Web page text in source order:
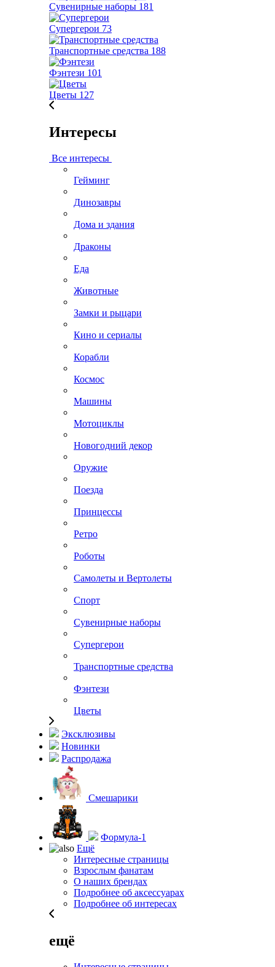
Сувенирные наборы 181
Супергерои 73
Транспортные средства 188
Фэнтези 101
Цветы 127
Интересы
Все интересы
Гейминг
Динозавры
Дома и здания
Драконы
Еда
Животные
Замки и рыцари
Кино и сериалы
Корабли
Космос
Машины
Мотоциклы
Новогодний декор
Оружие
Поезда
Принцессы
Ретро
Роботы
Самолеты и Вертолеты
Спорт
Сувенирные наборы
Супергерои
Транспортные средства
Фэнтези
Цветы
Эксклюзивы
Новинки
Распродажа
Смешарики
Формула-1
Ещё
Интересные страницы
Взрослым фанатам
О наших брендах
Подробнее об аксессуарах
Подробнее об интересах
ещё